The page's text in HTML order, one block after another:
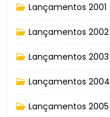
Lançamentos 2001
Lançamentos 2002
Lançamentos 2003
Lançamentos 2004
Lançamentos 2005